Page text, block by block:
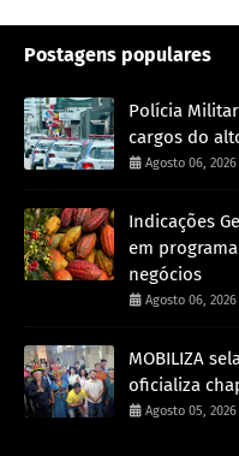
Postagens populares
Polícia
cargos do
Agosto 06, 2026
Indicações
em
negócios
Agosto 06, 2026
MOBILIZA
oficializa
Agosto 05, 2026